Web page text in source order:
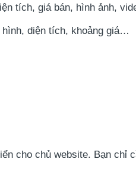
tích, giá bán, hình ảnh,
diện tích, khoảng giá…
cho chủ website. Bạn chỉ